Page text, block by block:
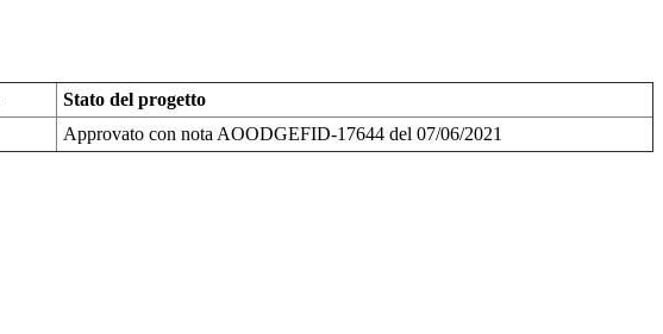
Stato del progetto
Approvato con nota AOODGEFID-17644 del 07/06/2021